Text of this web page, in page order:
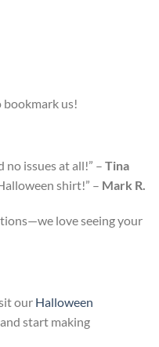
bookmark us!
no issues at all!” – Tina
shirt!” – Mark R.
love seeing your
our Halloween
start making